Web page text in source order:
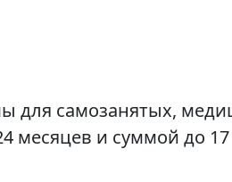
для самозанятых,
месяцев и суммой до